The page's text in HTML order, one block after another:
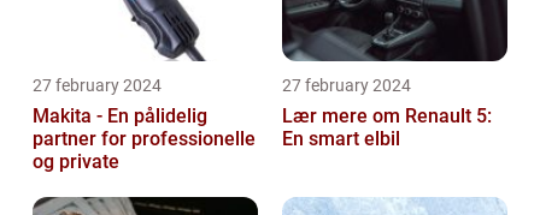
27 february 2024
Makita - En pålidelig
partner for professionelle
og private
27 february 2024
Lær mere om Renault 5:
En smart elbil